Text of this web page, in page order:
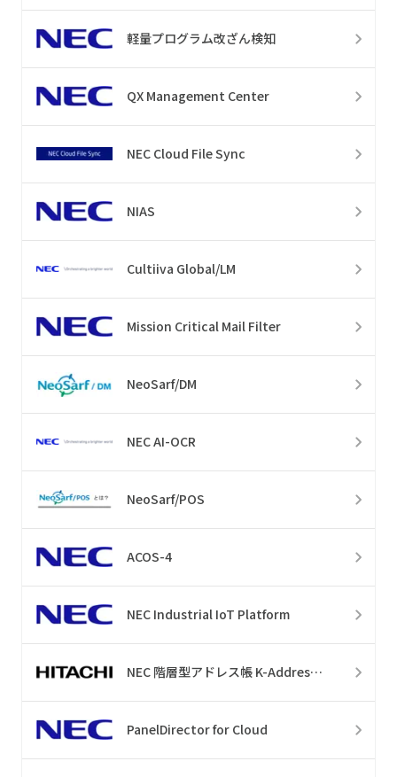
軽量プログラム改ざん検知
QX Management Center
NEC Cloud File Sync
NIAS
Cultiiva Global/LM
Mission Critical Mail Filter
NeoSarf/DM
NEC AI-OCR
NeoSarf/POS
ACOS-4
NEC Industrial IoT Platform
NEC 階層型アドレス帳 K-AddressBook
PanelDirector for Cloud